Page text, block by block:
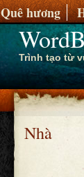
Trình tạo từ
Quê hương
Nhà